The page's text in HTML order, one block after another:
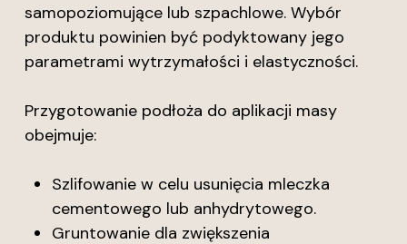
samopoziomujące lub szpachlowe. Wybór
produktu powinien być podyktowany jego
parametrami wytrzymałości i elastyczności.
Przygotowanie podłoża do aplikacji masy
obejmuje:
Szlifowanie w celu usunięcia mleczka
cementowego lub anhydrytowego.
Gruntowanie dla zwiększenia